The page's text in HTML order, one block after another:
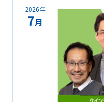
2026年
7月